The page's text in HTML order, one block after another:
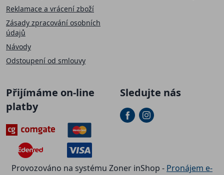
Reklamace a vrácení zboží
Zásady zpracování osobních
údajů
Návody
Odstoupení od smlouvy
Přijímáme on-line
platby
Sledujte nás
Provozováno na systému Zoner inShop - Pronájem e-